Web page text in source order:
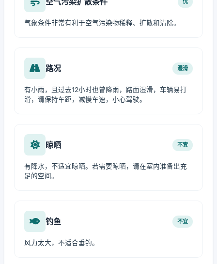
气象条件非常有利于空气污染物稀释、扩散和清除。
路况 湿滑
有小雨，且过去12小时也曾降雨，路面湿滑，车辆易打
滑，请保持车距，减慢车速，小心驾驶。
晾晒 不宜
有降水，不适宜晾晒。若需要晾晒，请在室内准备出充
足的空间。
钓鱼 不宜
风力太大，不适合垂钓。